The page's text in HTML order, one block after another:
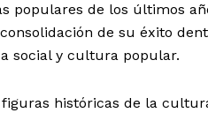
populares de los últimos
de su éxito
social y cultura popular.
históricas de la